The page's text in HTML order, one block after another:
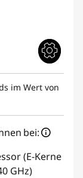
im Wert von
bei:
(E-Kerne
GHz)